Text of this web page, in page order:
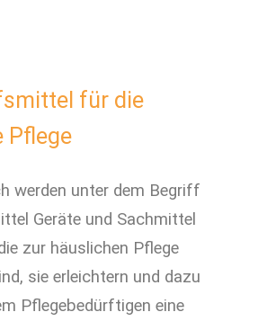
für die
Pflege
werden unter dem Begriff
Geräte und Sachmittel
zur häuslichen Pflege
sie erleichtern und dazu
Pflegebedürftigen eine